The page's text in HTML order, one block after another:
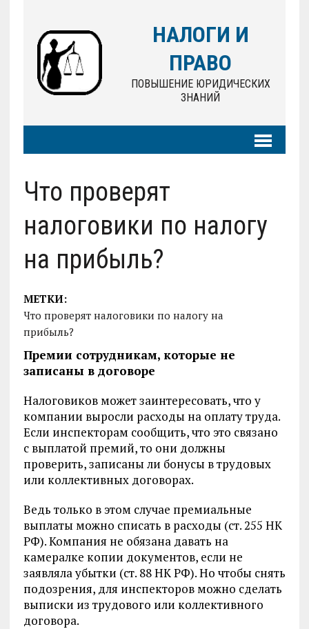
НАЛОГИ И
ПРАВО
ПОВЫШЕНИЕ ЮРИДИЧЕСКИХ
ЗНАНИЙ
Что проверят
налоговики по налогу
на прибыль?
МЕТКИ:
Что проверят налоговики по налогу на
прибыль?
Премии сотрудникам, которые не
записаны в договоре
Налоговиков может заинтересовать, что у
компании выросли расходы на оплату труда.
Если инспекторам сообщить, что это связано
с выплатой премий, то они должны
проверить, записаны ли бонусы в трудовых
или коллективных договорах.
Ведь только в этом случае премиальные
выплаты можно списать в расходы (ст. 255 НК
РФ). Компания не обязана давать на
камералке копии документов, если не
заявляла убытки (ст. 88 НК РФ). Но чтобы снять
подозрения, для инспекторов можно сделать
выписки из трудового или коллективного
договора.